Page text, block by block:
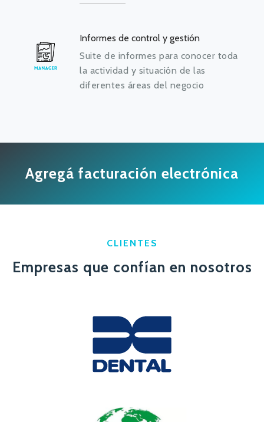
Informes de control y gestión
Suite de informes para conocer toda
la actividad y situación de las
diferentes áreas del negocio
Agregá facturación electrónica
CLIENTES
Empresas que confían en nosotros